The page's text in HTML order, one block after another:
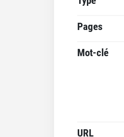
Pages
Mot-clé
URL